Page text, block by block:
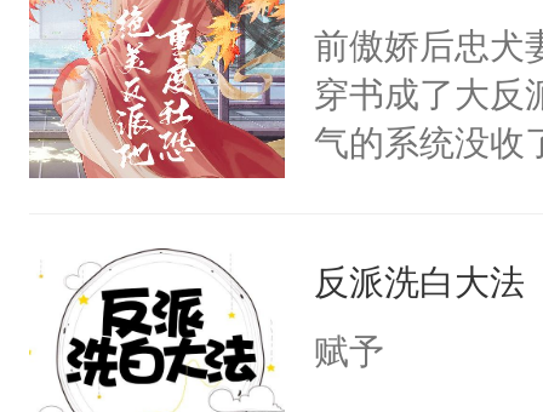
莲花可不止有
点脑袋，看着
常见问题一：
教科书版：“
母的微笑：“
留看着面前这
人，突然醒悟
前傲娇后忠犬
穿书成了大反
气的系统没收
用见人，因为
言神龙见首不
反派洗白大法
赋予